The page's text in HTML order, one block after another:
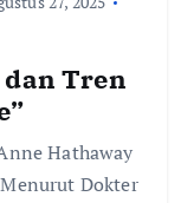
Tren
Hathaway
Dokter